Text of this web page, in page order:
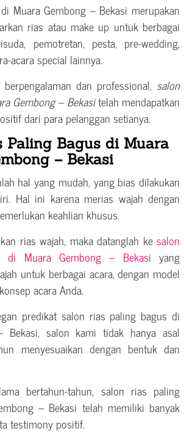
Muara Gembong – Bekasi merupakan
rias atau make up untuk berbagai
pemotretan, pesta, pre-wedding,
acara special lainnya.
dan professional, salon
Gembong – Bekasitelah mendapatkan
dari para pelanggan setianya.
Paling Bagus di Muara
– Bekasi
hal yang mudah, yang bias dilakukan
Hal ini karena merias wajah dengan
keahlian khusus.
rias wajah, maka datanglah ke salon
di Muara Gembong – Bekasi yang
untuk berbagai acara, dengan model
acara Anda.
predikat salon rias paling bagus di
Bekasi, salon kami tidak hanya asal
menyesuaikan dengan bentuk dan
bertahun-tahun, salon rias paling
– Bekasi telah memiliki banyak
testimony positif.